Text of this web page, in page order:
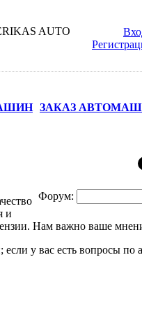
ЗАКАЗ
Форум:
и
Нам важно ваше
у вас есть вопросы по